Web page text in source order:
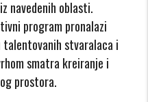
navedenih oblasti.
program pronalazi
talentovanih stvaralaca i
smatra kreiranje i
prostora.